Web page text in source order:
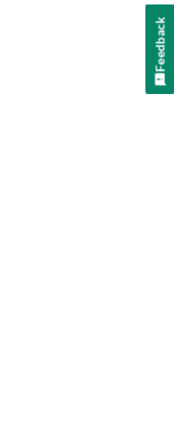
Feedback